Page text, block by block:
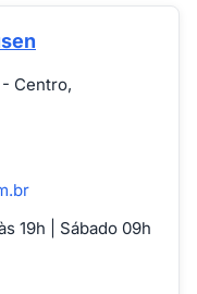
Centro,
19h | Sábado 09h